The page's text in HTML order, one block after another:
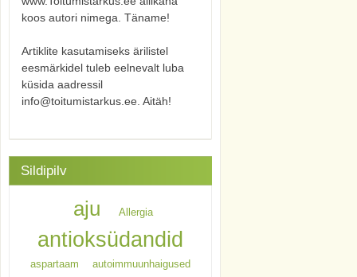
koos autori nimega. Täname!
Artiklite kasutamiseks ärilistel
eesmärkidel tuleb eelnevalt luba
küsida aadressil
info@toitumistarkus.ee. Aitäh!
Sildipilv
aju Allergia
antioksüdandid
aspartaam autoimmuunhaigused